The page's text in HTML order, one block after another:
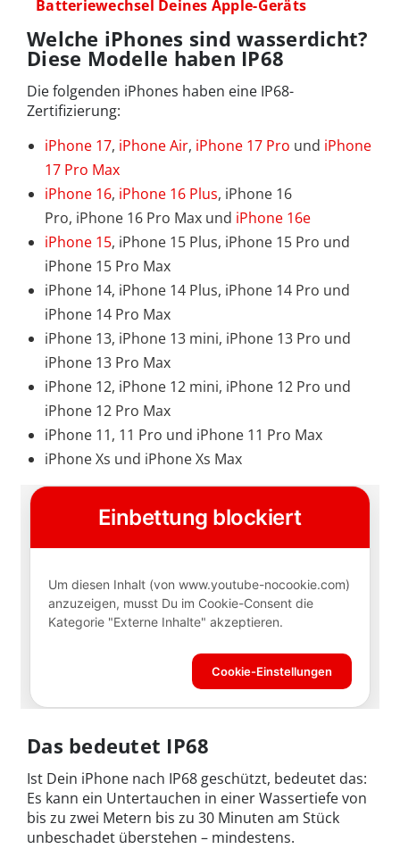
Batteriewechsel Deines Apple-Geräts
Welche iPhones sind wasserdicht?
Diese Modelle haben IP68
Die folgenden iPhones haben eine IP68-
Zertifizierung:
iPhone 17, iPhone Air, iPhone 17 Pro und iPhone
17 Pro Max
iPhone 16, iPhone 16 Plus, iPhone 16
Pro, iPhone 16 Pro Max und iPhone 16e
iPhone 15, iPhone 15 Plus, iPhone 15 Pro und
iPhone 15 Pro Max
iPhone 14, iPhone 14 Plus, iPhone 14 Pro und
iPhone 14 Pro Max
iPhone 13, iPhone 13 mini, iPhone 13 Pro und
iPhone 13 Pro Max
iPhone 12, iPhone 12 mini, iPhone 12 Pro und
iPhone 12 Pro Max
iPhone 11, 11 Pro und iPhone 11 Pro Max
iPhone Xs und iPhone Xs Max
Das bedeutet IP68
Ist Dein iPhone nach IP68 geschützt, bedeutet das:
Es kann ein Untertauchen in einer Wassertiefe von
bis zu zwei Metern bis zu 30 Minuten am Stück
unbeschadet überstehen – mindestens.